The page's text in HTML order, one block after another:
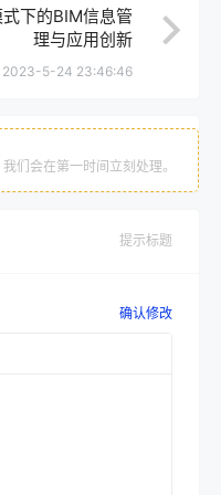
下的BIM信息管
理与应用创新
2023-5-24 23:46:46
们会在第一时间立刻处理。
提示标题
确认修改